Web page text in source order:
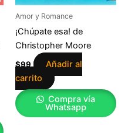
Amor y Romance
¡Chúpate esa! de
Christopher Moore
$99
Añadir al
carrito
Compra vía
Whatsapp